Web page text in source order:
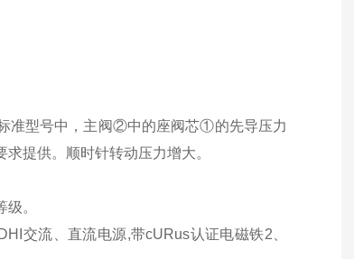
准型号中，主阀②中的座阀芯①的先导压力
提供。顺时针转动压力增大。
。
交流、直流电源,带cURus认证电磁铁2、